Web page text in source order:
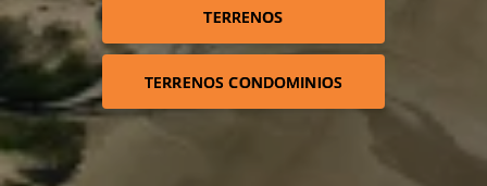
TERRENOS
TERRENOS CONDOMINIOS